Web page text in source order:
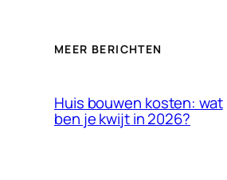
MEER BERICHTEN
Huis bouwen kosten: wat
ben je kwijt in 2026?